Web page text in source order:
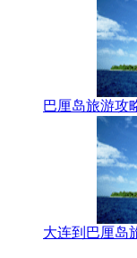
巴厘岛旅游攻
大连到巴厘岛